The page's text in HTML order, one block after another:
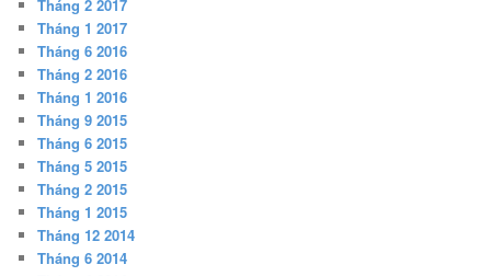
Tháng 2 2017
Tháng 1 2017
Tháng 6 2016
Tháng 2 2016
Tháng 1 2016
Tháng 9 2015
Tháng 6 2015
Tháng 5 2015
Tháng 2 2015
Tháng 1 2015
Tháng 12 2014
Tháng 6 2014